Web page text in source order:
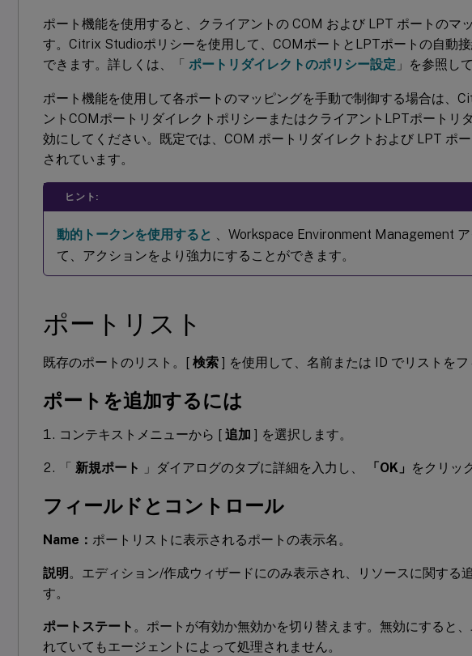
ポート機能を使用すると、クライアントの COM および LPT ポートのマ
す。Citrix Studioポリシーを使用して、COMポートとLPTポートの自動
できます。詳しくは、「 ポートリダイレクトのポリシー設定 」を参照し
ポート機能を使用して各ポートのマッピングを手動で制御する場合は、
ントCOMポートリダイレクトポリシーまたはクライアントLPTポートリ
効にしてください。既定では、COM ポートリダイレクトおよび LPT ポ
されています。
ヒント:
動的トークンを使用すると
、Workspace Environment Management
て、アクションをより強力にすることができます。
ポートリスト
既存のポートのリスト。[ 検索 ] を使用して、名前または ID でリストを
ポートを追加するには
コンテキストメニューから [ 追加 ] を選択します。
「 新規ポート 」ダイアログのタブに詳細を入力し、 「OK」 をクリッ
フィールドとコントロール
Name： ポートリストに表示されるポートの表示名。
説明 。エディション/作成ウィザードにのみ表示され、リソースに関する
す。
ポートステート 。ポートが有効か無効かを切り替えます。無効にすると
れていてもエージェントによって処理されません。